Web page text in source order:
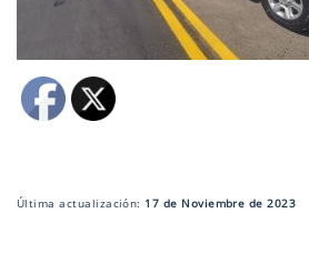
Última actualización: 17 de Noviembre de 2023